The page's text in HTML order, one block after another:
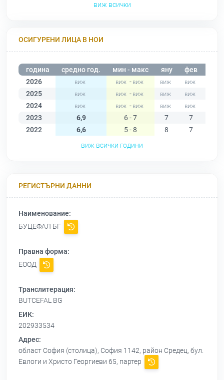
виж всички
ОСИГУРЕНИ ЛИЦА В НОИ
година средно год. мин - макс яну фев
2026
-
2025
-
2024
-
2023
6,9 6 - 7 7 7
2022
6,6 5 - 8 8 7
виж всички години
РЕГИСТЪРНИ ДАННИ
Наименование:
БУЦЕФАЛ БГ
Правна форма:
ЕООД
Транслитерация:
BUTCEFAL BG
ЕИК:
202933534
Адрес:
област София (столица), София 1142, район Средец, бул.
Евлоги и Христо Георгиеви 65, партер